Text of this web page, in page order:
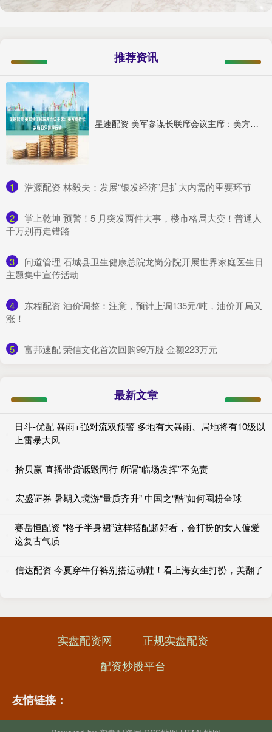
推荐资讯
星速配资 美军参谋长联席会议主席：美方将持续实施船只扣押行动
1 ​浩源配资 林毅夫：发展“银发经济”是扩大内需的重要环节
2
​掌上乾坤 预警！5 月突发两件大事，楼市格局大变！普通人
千万别再走错路
3
​问道管理 石城县卫生健康总院龙岗分院开展世界家庭医生日
主题集中宣传活动
4
​东程配资 油价调整：注意，预计上调135元/吨，油价开局又
涨！
5 ​富邦速配 荣信文化首次回购99万股 金额223万元
最新文章
日斗-优配 暴雨+强对流双预警 多地有大暴雨、局地将有10级以
上雷暴大风
拾贝赢 直播带货诋毁同行 所谓“临场发挥”不免责
宏盛证券 暑期入境游“量质齐升” 中国之“酷”如何圈粉全球
赛岳恒配资 “格子半身裙”这样搭配超好看，会打扮的女人偏爱
这复古气质
信达配资 今夏穿牛仔裤别搭运动鞋！看上海女生打扮，美翻了
实盘配资网
正规实盘配资
配资炒股平台
友情链接：